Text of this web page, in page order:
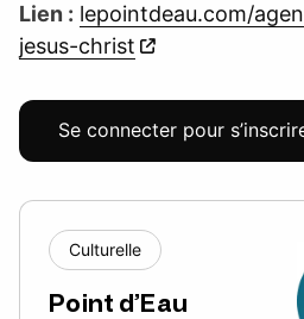
Lien : lepointdeau.com/
jesus-christ
Se connecter pour
Culturelle
Point d’Eau